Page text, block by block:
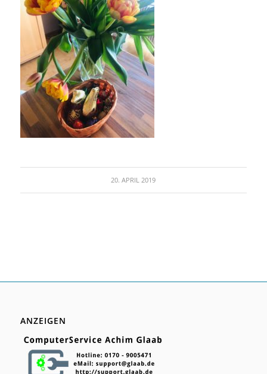
20. APRIL 2019
ANZEIGEN